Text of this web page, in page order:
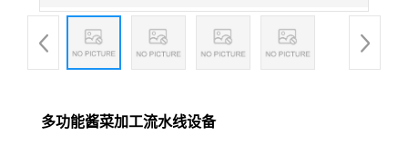
多功能酱菜加工流水线设备